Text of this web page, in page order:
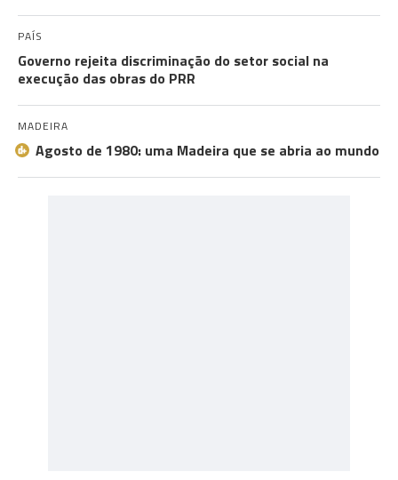
PAÍS
Governo rejeita discriminação do setor social na
execução das obras do PRR
MADEIRA
Agosto de 1980: uma Madeira que se abria ao mundo